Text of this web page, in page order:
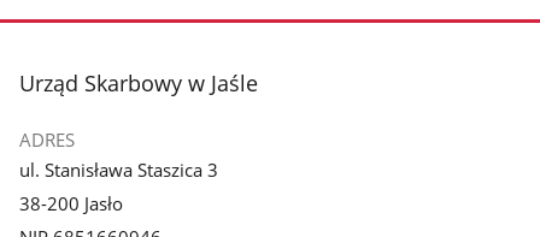
stopka
Urząd Skarbowy w Jaśle
ADRES
ul. Stanisława Staszica 3
38-200 Jasło